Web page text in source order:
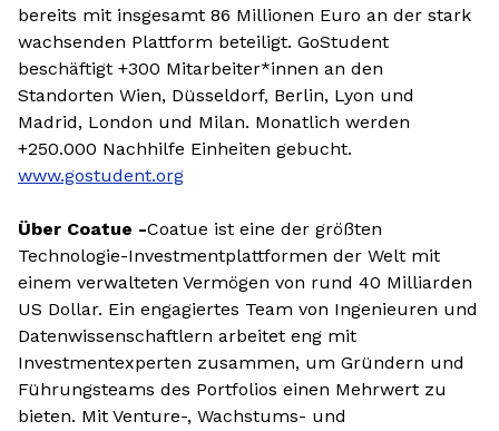
bereits mit insgesamt 86 Millionen Euro an der stark
wachsenden Plattform beteiligt. GoStudent
beschäftigt +300 Mitarbeiter*innen an den
Standorten Wien, Düsseldorf, Berlin, Lyon und
Madrid, London und Milan. Monatlich werden
+250.000 Nachhilfe Einheiten gebucht.
www.gostudent.org
Über Coatue -Coatue ist eine der größten
Technologie-Investmentplattformen der Welt mit
einem verwalteten Vermögen von rund 40 Milliarden
US Dollar. Ein engagiertes Team von Ingenieuren und
Datenwissenschaftlern arbeitet eng mit
Investmentexperten zusammen, um Gründern und
Führungsteams des Portfolios einen Mehrwert zu
bieten. Mit Venture-, Wachstums- und